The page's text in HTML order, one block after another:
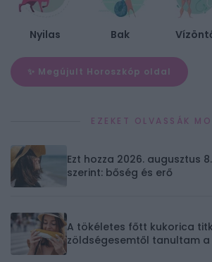
Nyilas Bak
✨ Megújult Horoszkóp oldal
EZEKET OLVASSÁK
Ezt hozza 2026. augusztus
szerint: bőség és erő
A tökéletes főtt kukorica
zöldségesemtől tanultam